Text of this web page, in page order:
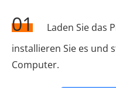
01
Laden Sie das
installieren Sie es und
Computer.